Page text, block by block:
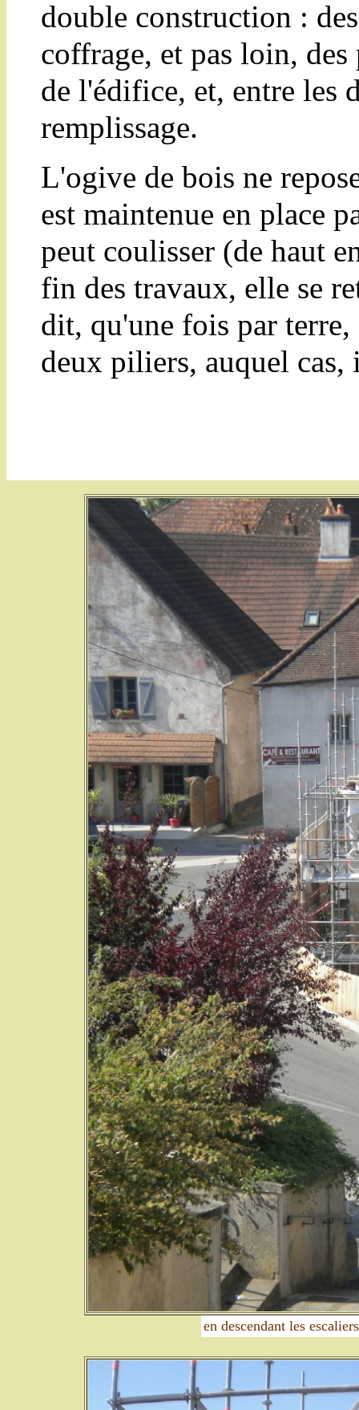
double construction :
coffrage, et pas loin,
de l'édifice, et, entre les
remplissage.
L'ogive de bois ne
est maintenue en place
peut coulisser (de haut
fin des travaux, elle se
dit, qu'une fois par
deux piliers, auquel cas,
en descendant les